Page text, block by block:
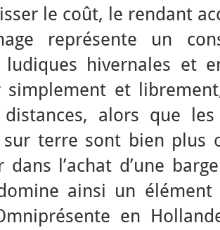
le coût, le rendant
représente un
ludiques hivernales et
simplement et
distances, alors que
sur terre sont bien plus
dans l’achat d’une
ainsi un
en